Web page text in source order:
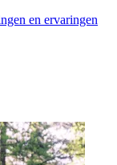
en ervaringen